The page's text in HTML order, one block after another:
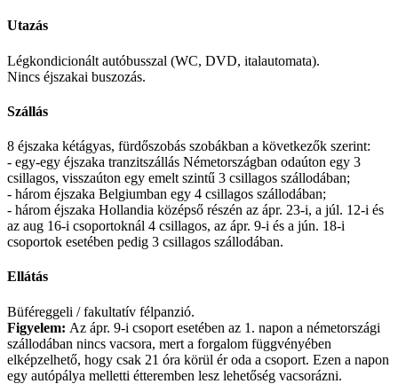
Utazás
Légkondicionált autóbusszal (WC, DVD, italautomata).
Nincs éjszakai buszozás.
Szállás
8 éjszaka kétágyas, fürdőszobás szobákban a következők szerint:
- egy-egy éjszaka tranzitszállás Németországban odaúton egy 3
csillagos, visszaúton egy emelt szintű 3 csillagos szállodában;
- három éjszaka Belgiumban egy 4 csillagos szállodában;
- három éjszaka Hollandia középső részén az ápr. 23-i, a júl. 12-i és
az aug 16-i csoportoknál 4 csillagos, az ápr. 9-i és a jún. 18-i
csoportok esetében pedig 3 csillagos szállodában.
Ellátás
Büféreggeli / fakultatív félpanzió.
Figyelem: Az ápr. 9-i csoport esetében az 1. napon a németországi
szállodában nincs vacsora, mert a forgalom függvényében
elképzelhető, hogy csak 21 óra körül ér oda a csoport. Ezen a napon
egy autópálya melletti étteremben lesz lehetőség vacsorázni.